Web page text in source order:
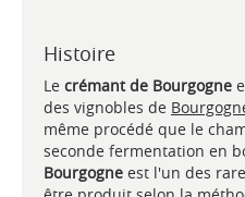
Histoire
Le crémant de Bourgogne
des vignobles de
même procédé que le
seconde fermentation en
Bourgogne est l'un des